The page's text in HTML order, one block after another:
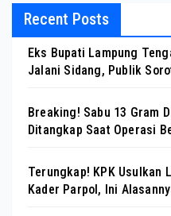
Recent Posts
Eks Bupati Lampung
Jalani Sidang, Publik
Breaking! Sabu 13 Gram
Ditangkap Saat Operasi
Terungkap! KPK Usulkan
Kader Parpol, Ini